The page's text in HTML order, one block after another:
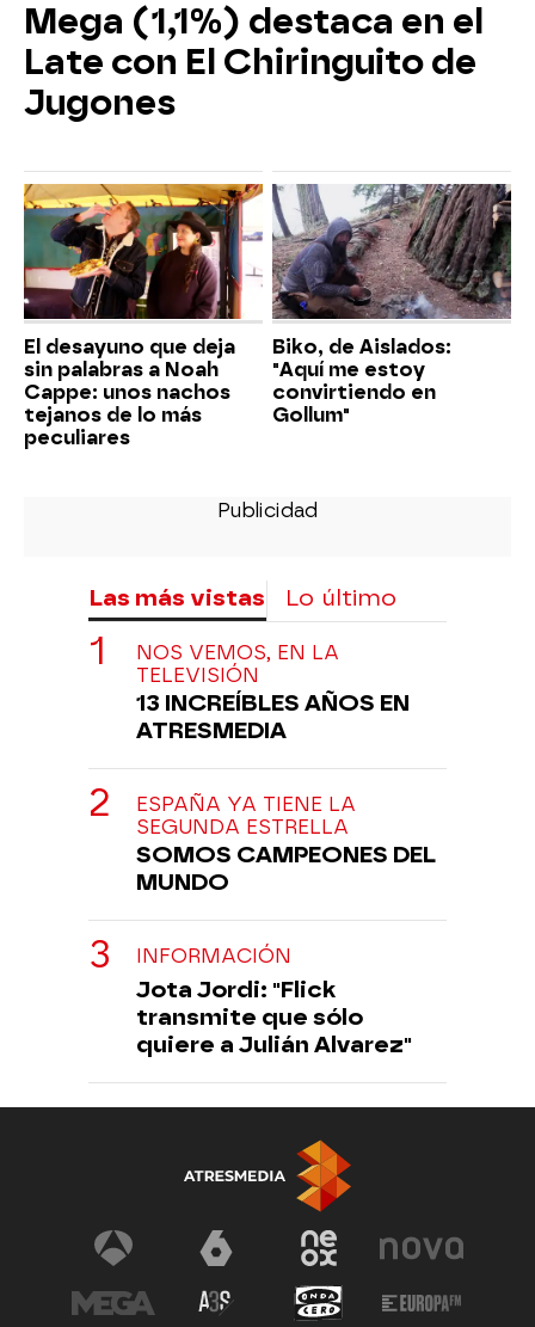
Mega (1,1%) destaca en el
Late con El Chiringuito de
Jugones
El desayuno que deja
sin palabras a Noah
Cappe: unos nachos
tejanos de lo más
peculiares
Biko, de Aislados:
"Aquí me estoy
convirtiendo en
Gollum"
Las más vistas Lo último
NOS VEMOS, EN LA
TELEVISIÓN
13 INCREÍBLES AÑOS EN
ATRESMEDIA
ESPAÑA YA TIENE LA
SEGUNDA ESTRELLA
SOMOS CAMPEONES DEL
MUNDO
INFORMACIÓN
Jota Jordi: "Flick
transmite que sólo
quiere a Julián Alvarez"